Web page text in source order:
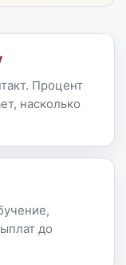
Процент
насколько
до